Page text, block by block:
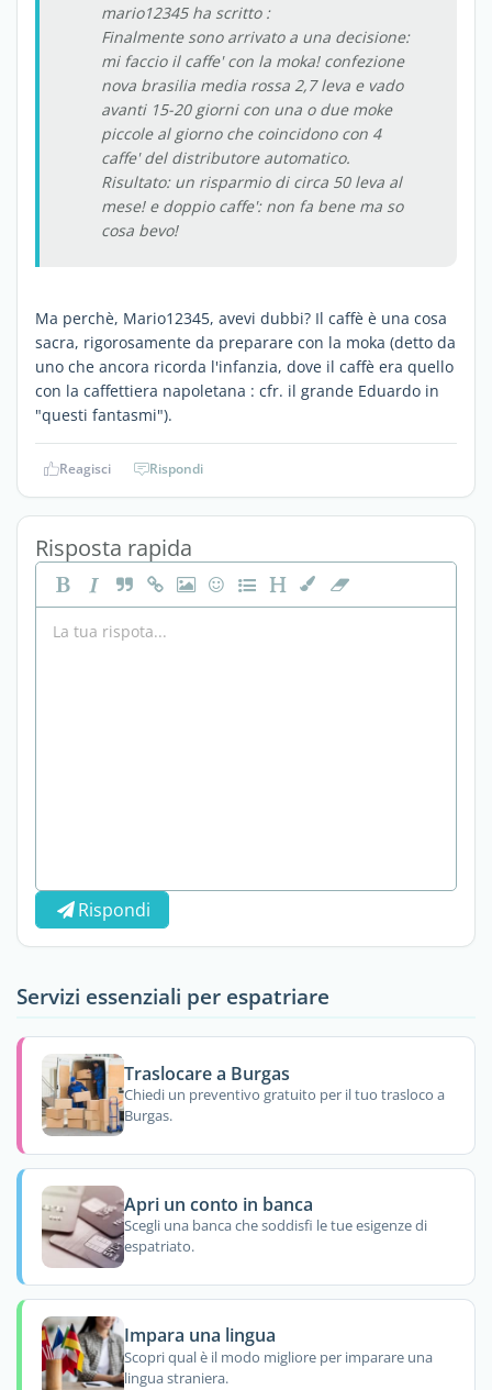
mario12345 ha scritto :
Finalmente sono arrivato a una decisione:
mi faccio il caffe' con la moka! confezione
nova brasilia media rossa 2,7 leva e vado
avanti 15-20 giorni con una o due moke
piccole al giorno che coincidono con 4
caffe' del distributore automatico.
Risultato: un risparmio di circa 50 leva al
mese! e doppio caffe': non fa bene ma so
cosa bevo!
Ma perchè, Mario12345, avevi dubbi? Il caffè è una cosa
sacra, rigorosamente da preparare con la moka (detto da
uno che ancora ricorda l'infanzia, dove il caffè era quello
con la caffettiera napoletana : cfr. il grande Eduardo in
"questi fantasmi").
Reagisci Rispondi
Risposta rapida
Rispondi
Servizi essenziali per espatriare
Traslocare a Burgas
Chiedi un preventivo gratuito per il tuo trasloco a
Burgas.
Apri un conto in banca
Scegli una banca che soddisfi le tue esigenze di
espatriato.
Impara una lingua
Scopri qual è il modo migliore per imparare una
lingua straniera.